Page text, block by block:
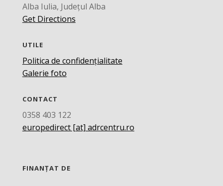
Alba Iulia, Județul Alba
Get Directions
UTILE
Politica de confidențialitate
Galerie foto
CONTACT
0358 403 122
europedirect [at] adrcentru.ro
FINANȚAT DE